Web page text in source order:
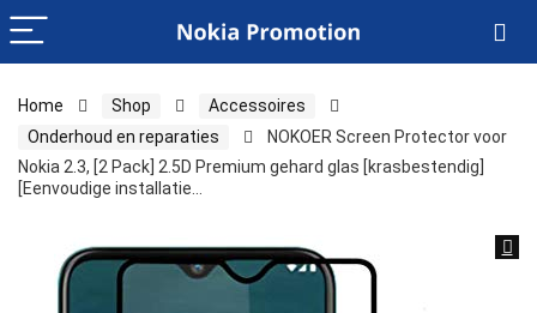
Home Shop
Accessoires
Onderhoud en reparaties
NOKOER Screen Protector voor
Nokia 2.3, [2 Pack] 2.5D Premium gehard glas [krasbestendig]
[Eenvoudige installatie…